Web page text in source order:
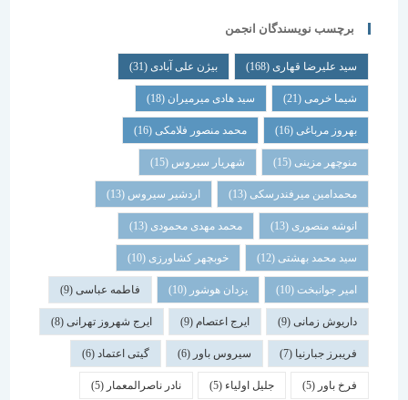
برچسب نویسندگان انجمن
سید علیرضا قهاری(168) بیژن علی آبادی(31)
شیما خرمی(21) سید هادی میرمیران(18)
بهروز مرباغی (16) محمد منصور فلامکی (16)
منوچهر مزینی(15) شهریار سیروس(15)
محمدامین میرفندرسکی(13) اردشیر سیروس(13)
انوشه منصوری(13) محمد مهدی محمودی(13)
سید محمد بهشتی(12) خوبچهر کشاورزی(10)
امیر جوانبخت(10) یزدان هوشور(10) فاطمه عباسی(9)
داریوش زمانی(9) ایرج اعتصام(9) ایرج شهروز تهرانی(8)
فریبرز جبارنیا(7) سیروس باور(6) گیتی اعتماد(6)
فرخ باور(5) جلیل اولیاء(5) نادر ناصرالمعمار (5)